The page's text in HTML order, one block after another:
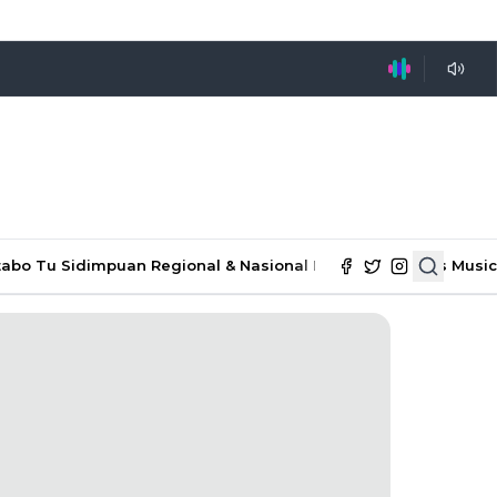
Tu Sidimpuan Regional & Nasional Ekonomi & Bisnis Music